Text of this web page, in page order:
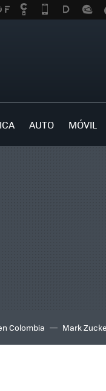
AUTO MÓVIL
Colombia Mark
IA TCL C8K